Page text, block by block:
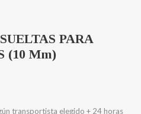
PARA
(10 Mm)
transportista elegido + 24 horas